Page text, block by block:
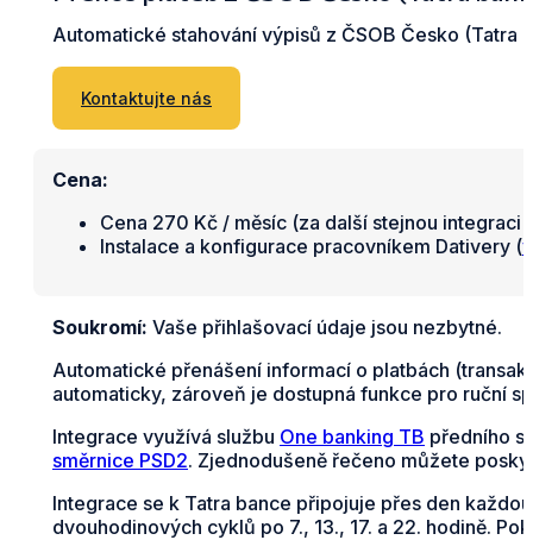
Automatické stahování výpisů z ČSOB Česko (Tatra
Kontaktujte nás
Cena:
Cena 270 Kč / měsíc (za další stejnou integraci
Instalace a konfigurace pracovníkem Dativery (
Soukromí: Vaše přihlašovací údaje jsou nezbytné.
Automatické přenášení informací o platbách
automaticky, zároveň je dostupná funkce pro ruční
Integrace využívá službu One banking TB předního
směrnice PSD2. Zjednodušeně řečeno můžete
Integrace se k Tatra bance připojuje přes den
dvouhodinových cyklů po 7., 13., 17. a 22. hodině.